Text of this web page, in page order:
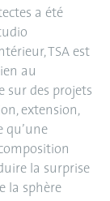
a été
TSA est
au
sur des projets
extension,
qu’une
la surprise
la sphère